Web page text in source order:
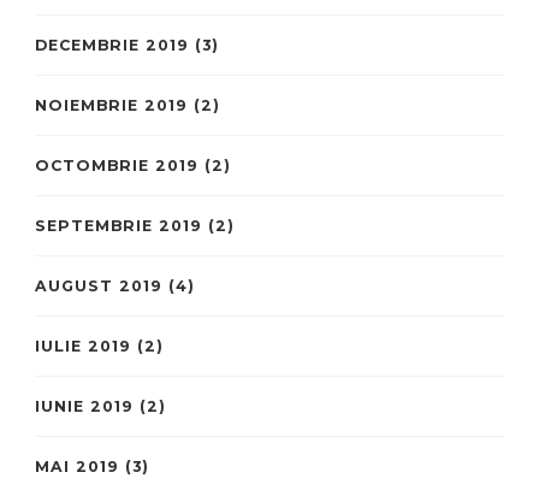
DECEMBRIE 2019 (3)
NOIEMBRIE 2019 (2)
OCTOMBRIE 2019 (2)
SEPTEMBRIE 2019 (2)
AUGUST 2019 (4)
IULIE 2019 (2)
IUNIE 2019 (2)
MAI 2019 (3)